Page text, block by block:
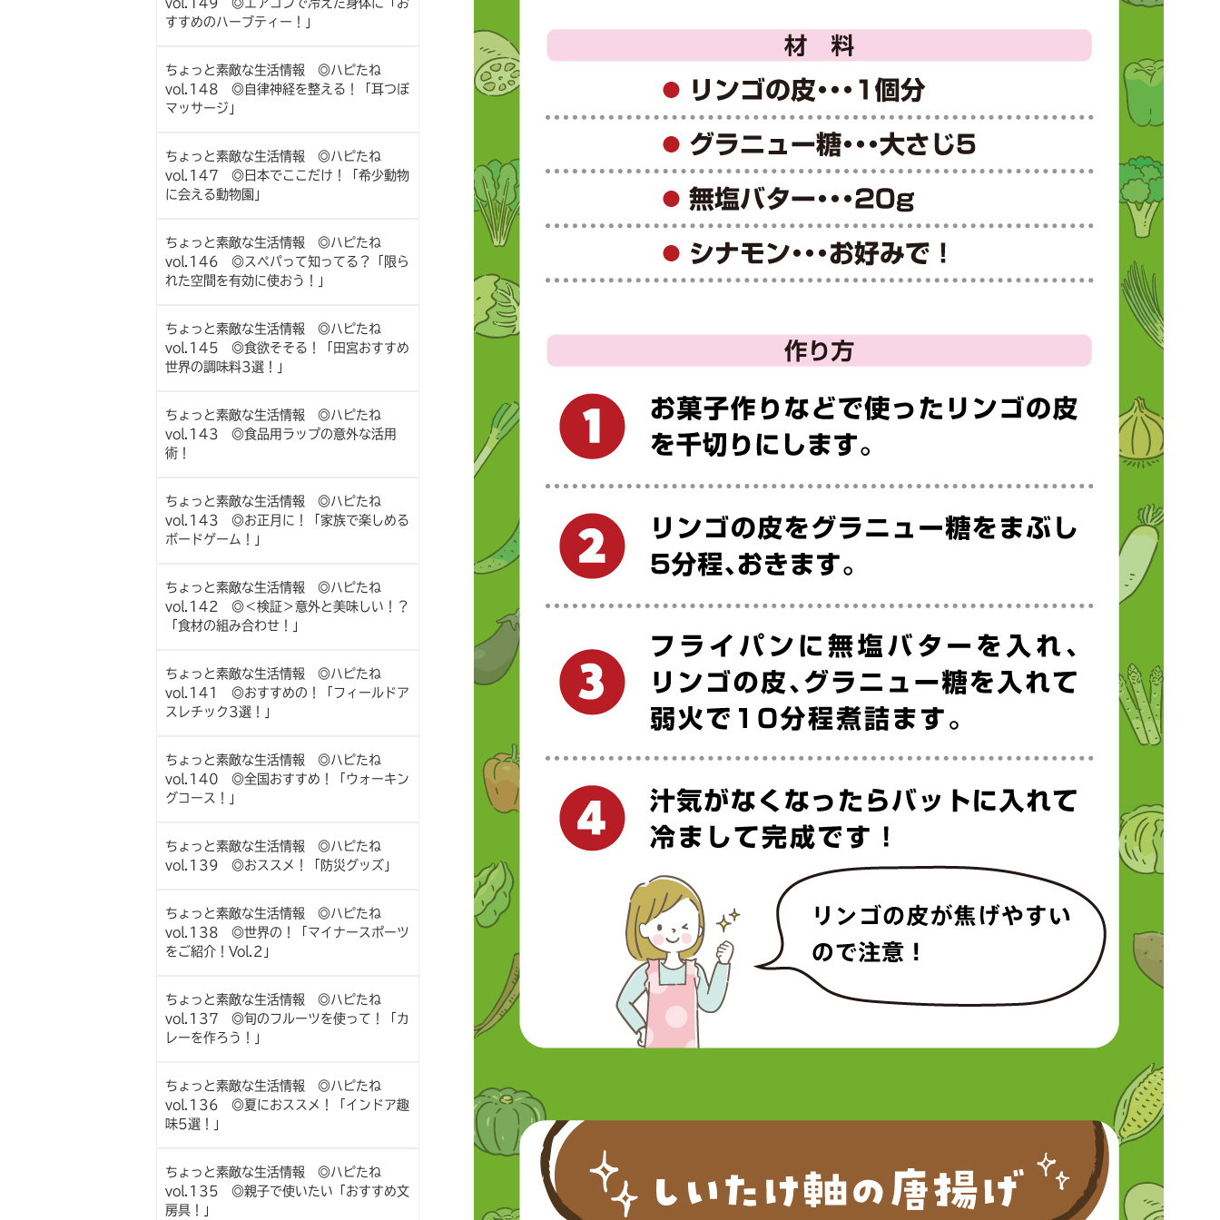
vol.149 ◎エアコンで冷えた身体に「お
すすめのハーブティー！」
ちょっと素敵な生活情報 ◎ハピたね
vol.148 ◎自律神経を整える！「耳つぼ
マッサージ」
ちょっと素敵な生活情報 ◎ハピたね
vol.147 ◎日本でここだけ！「希少動物
に会える動物園」
ちょっと素敵な生活情報 ◎ハピたね
vol.146 ◎スペパって知ってる？「限ら
れた空間を有効に使おう！」
ちょっと素敵な生活情報 ◎ハピたね
vol.145 ◎食欲そそる！「田宮おすすめ
世界の調味料3選！」
ちょっと素敵な生活情報 ◎ハピたね
vol.143 ◎食品用ラップの意外な活用
術！
ちょっと素敵な生活情報 ◎ハピたね
vol.143 ◎お正月に！「家族で楽しめる
ボードゲーム！」
ちょっと素敵な生活情報 ◎ハピたね
vol.142 ◎＜検証＞意外と美味しい！？
「食材の組み合わせ！」
ちょっと素敵な生活情報 ◎ハピたね
vol.141 ◎おすすめの！「フィールドア
スレチック3選！」
ちょっと素敵な生活情報 ◎ハピたね
vol.140 ◎全国おすすめ！「ウォーキン
グコース！」
ちょっと素敵な生活情報 ◎ハピたね
vol.139 ◎おススメ！「防災グッズ」
ちょっと素敵な生活情報 ◎ハピたね
vol.138 ◎世界の！「マイナースポーツ
をご紹介！Vol.2」
ちょっと素敵な生活情報 ◎ハピたね
vol.137 ◎旬のフルーツを使って！「カ
レーを作ろう！」
ちょっと素敵な生活情報 ◎ハピたね
vol.136 ◎夏におススメ！「インドア趣
味5選！」
ちょっと素敵な生活情報 ◎ハピたね
vol.135 ◎親子で使いたい「おすすめ文
房具！」